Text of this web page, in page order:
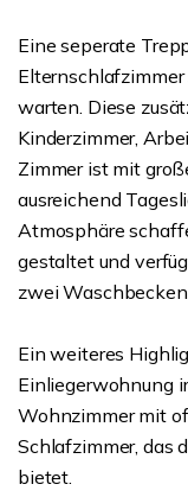
Eine seperate
warten. Diese
Kinderzimmer,
Zimmer ist mit
ausreichend
Atmosphäre
gestaltet und
zwei
Ein weiteres
Einliegerwohnung
Wohnzimmer mit
Schlafzimmer, das
bietet.